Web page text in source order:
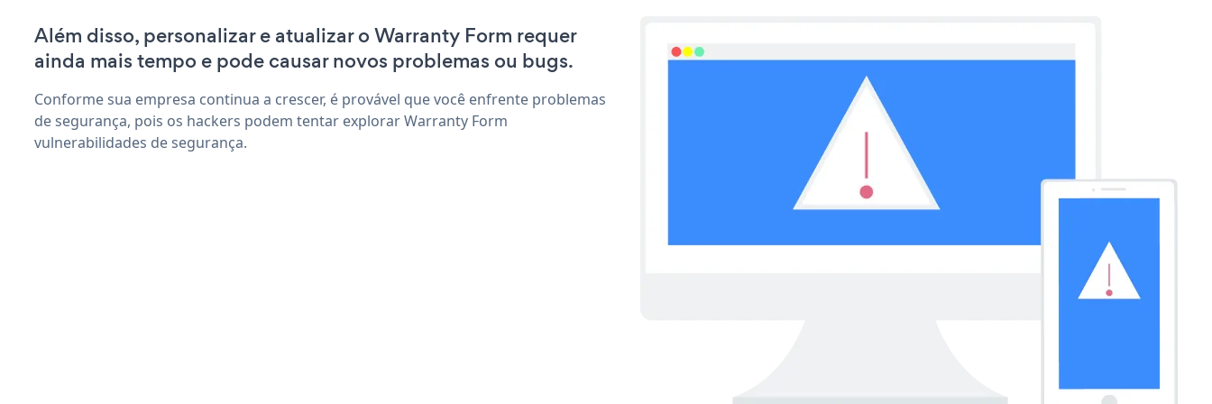
Além disso, personalizar e atualizar o Warranty Form requer
ainda mais tempo e pode causar novos problemas ou bugs.
Conforme sua empresa continua a crescer, é provável que você enfrente problemas
de segurança, pois os hackers podem tentar explorar Warranty Form
vulnerabilidades de segurança.